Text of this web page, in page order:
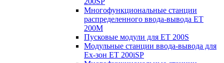
Многофункциональные станции
распределенного ввода-вывода ET
200M
Пусковые модули для ET 200S
Модульные станции ввода-вывода для
Ex-зон ET 200iSP